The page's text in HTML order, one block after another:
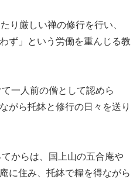
り厳しい禅の修行を行い、
ず」という労働を重んじる教
一人前の僧として認めら
がら托鉢と修行の日々を送り
からは、国上山の五合庵や
に住み、托鉢で糧を得ながら